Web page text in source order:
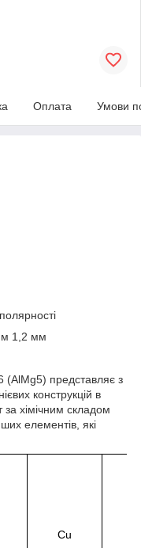
Оплата Умови
1,2 мм
(AlMg5) представляє з
конструкцій в
за хімічним складом
елементів, які
Cu